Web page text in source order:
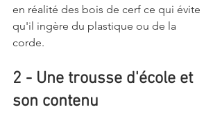
en réalité des bois de cerf ce qui évite
qu'il ingère du plastique ou de la
corde.
2 - Une trousse d'école et
son contenu